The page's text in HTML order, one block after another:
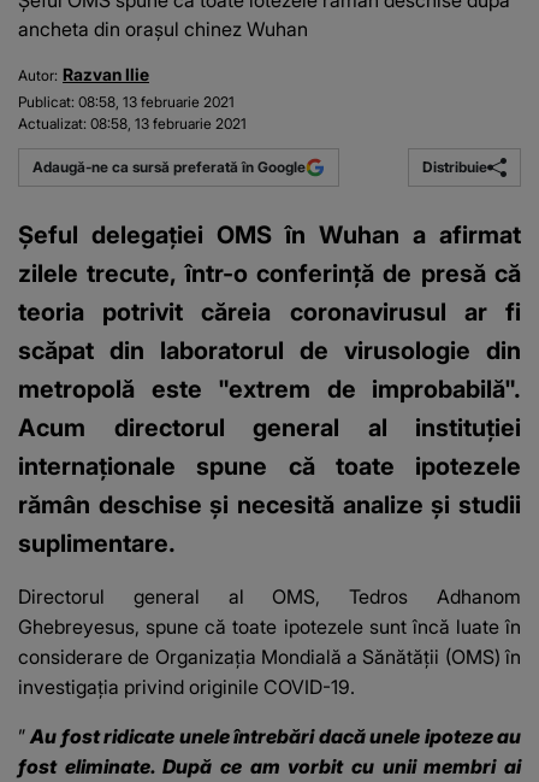
ancheta din orașul chinez Wuhan
Autor: Razvan Ilie
Publicat: 08:58, 13 februarie 2021
Actualizat: 08:58, 13 februarie 2021
Adaugă-ne ca sursă preferată în Google Distribuie
Șeful delegației OMS în Wuhan a afirmat
zilele trecute, într-o conferință de presă că
teoria potrivit căreia coronavirusul ar fi
scăpat din laboratorul de virusologie din
metropolă este "extrem de improbabilă".
Acum directorul general al instituției
internaționale spune că toate ipotezele
rămân deschise și necesită analize și studii
suplimentare.
Directorul general al OMS, Tedros Adhanom
Ghebreyesus, spune cătoate ipotezele sunt încă luate în
considerare de Organizația Mondială a Sănătății (OMS) în
investigația privind originile COVID-19.
”Au fost ridicate unele întrebări dacă unele ipoteze au
fost eliminate. După ce am vorbit cu unii membri ai